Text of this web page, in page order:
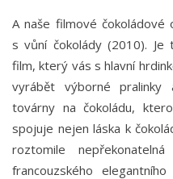
A naše filmové čokoládové
s vůní čokolády (2010). Je
film, který vás s hlavní
vyrábět výborné
továrny na čokoládu,
spojuje nejen láska k
roztomile
francouzského